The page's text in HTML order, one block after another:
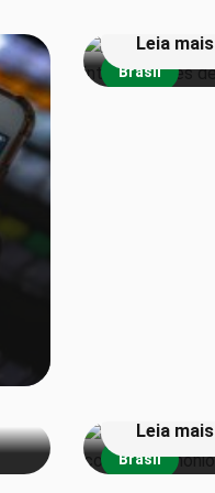
Brasil
Leia mais
Brasil
Leia mais